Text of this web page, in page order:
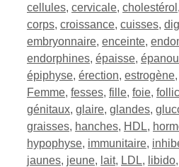
cellules, cervicale, cholestérol ,
corps, croissance, cuisses,
embryonnaire, enceinte,
endorphines, épaisse,
épiphyse, érection, estrogène,
Femme, fesses, fille, foie,
génitaux, glaire, glandes,
graisses, hanches, HDL,
hypophyse, immunitaire,
jaunes, jeune, lait, LDL, libido,